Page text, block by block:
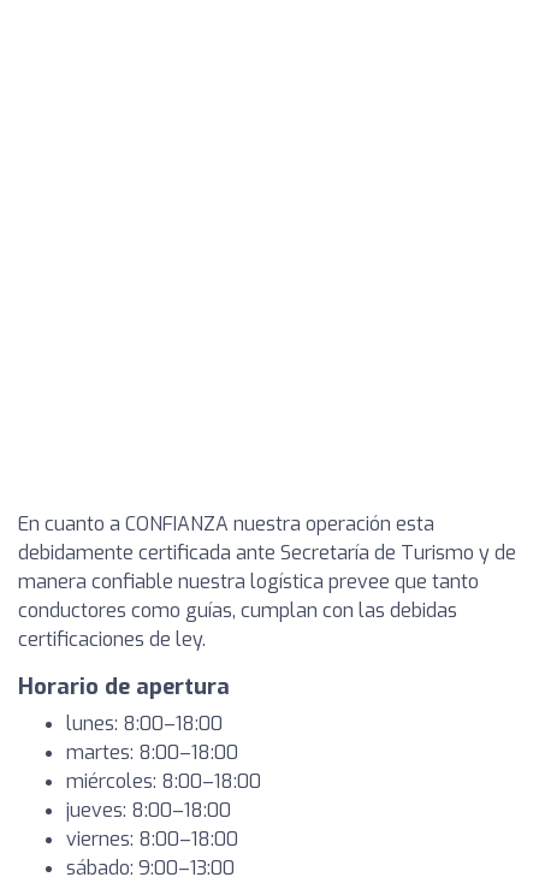
En cuanto a CONFIANZA nuestra operación esta
debidamente certificada ante Secretaría de Turismo y de
manera confiable nuestra logística prevee que tanto
conductores como guías, cumplan con las debidas
certificaciones de ley.
Horario de apertura
lunes: 8:00–18:00
martes: 8:00–18:00
miércoles: 8:00–18:00
jueves: 8:00–18:00
viernes: 8:00–18:00
sábado: 9:00–13:00